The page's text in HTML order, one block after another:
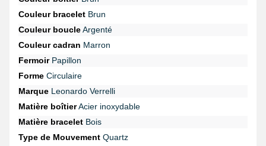
Couleur bracelet Brun
Couleur boucleArgenté
Couleur cadran Marron
FermoirPapillon
Forme Circulaire
Marque Leonardo Verrelli
Matière boîtierAcier inoxydable
Matière bracelet Bois
Type de Mouvement Quartz